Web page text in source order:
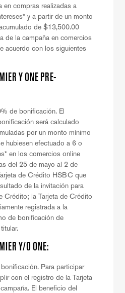
compras realizadas a
y a partir de un monto
de $13,500.00
de la campaña en comercios
acuerdo con los siguientes
Y ONE PRE-
de bonificación. El
será calculado
por un monto mínimo
hubiesen efectuado a 6 o
en los comercios online
del 25 de mayo al 2 de
de Crédito HSBC que
de la invitación para
Crédito; la Tarjeta de Crédito
registrada a la
de bonificación de
Y/O ONE:
Para participar
con el registro de la Tarjeta
El beneficio del